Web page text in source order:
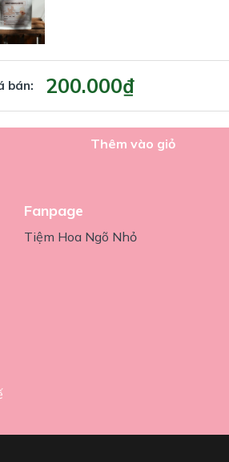
bán: 200.000₫
Thêm vào giỏ
Fanpage
Tiệm Hoa Ngõ Nhỏ